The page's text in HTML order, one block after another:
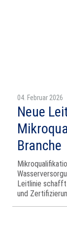
04. Februar 2026
Neue
Branche
Leitlinie
und